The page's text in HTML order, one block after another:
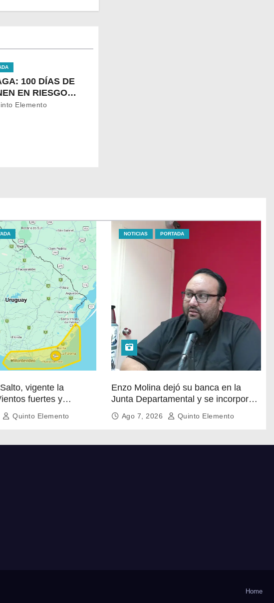
100 DÍAS DE
EN RIESGO
DE
Elemento
vigente la
fuertes y
Quinto Elemento
NOTICIAS PORTADA
Enzo Molina dejó su banca en la
Junta Departamental y se incorpora
al Ejecutivo de Carlos Albisu
Ago 7, 2026 Quinto Elemento
Home